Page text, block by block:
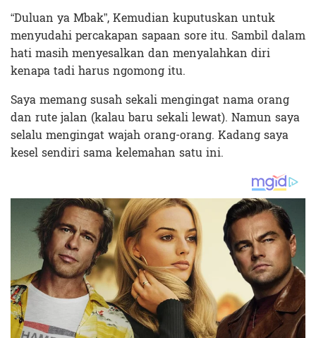
“Duluan ya Mbak”, Kemudian kuputuskan untuk
menyudahi percakapan sapaan sore itu. Sambil dalam
hati masih menyesalkan dan menyalahkan diri
kenapa tadi harus ngomong itu.
Saya memang susah sekali mengingat nama orang
dan rute jalan (kalau baru sekali lewat). Namun saya
selalu mengingat wajah orang-orang. Kadang saya
kesel sendiri sama kelemahan satu ini.